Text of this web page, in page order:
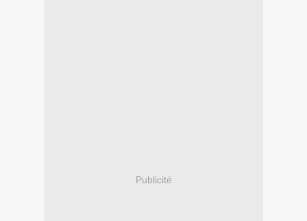
Publicité